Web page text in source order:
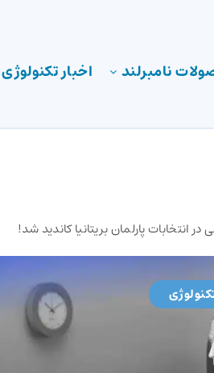
نامبرلند اخبار تکنولوژی
پارلمان بریتانیا کاندید شد!